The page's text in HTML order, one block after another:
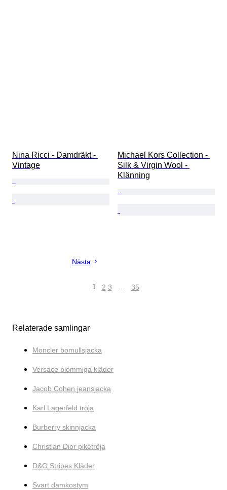
Nina Ricci - Damdräkt -
Vintage
Michael Kors Collection -
Silk & Virgin Wool -
Klänning
Nästa
1 2 3 … 35
Relaterade samlingar
Moncler bomullsjacka
Versace blommiga kläder
Jacob Cohen jeansjacka
Karl Lagerfeld tröja
Burberry skinnjacka
Christian Dior pikétröja
D&G Stripes Kläder
Svart damkostym